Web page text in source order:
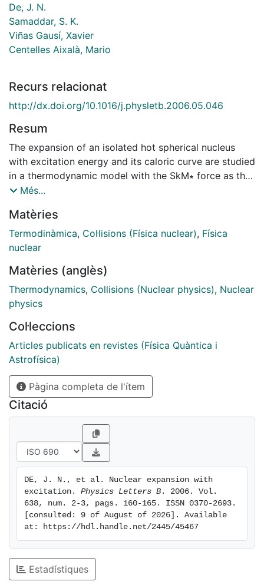
De, J. N.
Samaddar, S. K.
Viñas Gausí, Xavier
Centelles Aixalà, Mario
Recurs relacionat
http://dx.doi.org/10.1016/j.physletb.2006.05.046
Resum
The expansion of an isolated hot spherical nucleus
with excitation energy and its caloric curve are studied
in a thermodynamic model with the SkM∗ force as the
nuclear effective two-body inter-action. The
recent experimental data from energetic nuclear
collisions. The fluctuations in temperature and density
are also studied. They are seen to build up very rapidly
conserving quadrupole deformation in addition to
expansion indicates , however, nuclear disassembly
above an excitation energy of ∼4 MeV/u.
Més...
Matèries
Termodinàmica, Col·lisions (Física nuclear), Física
nuclear
Matèries (anglès)
Thermodynamics, Collisions (Nuclear physics), Nuclear
physics
Col·leccions
Articles publicats en revistes (Física Quàntica i
Astrofísica)
Pàgina completa de l'ítem
Citació
DE, J. N., et al. Nuclear expansion with
excitation. Physics Letters B . 2006. Vol.
638, num. 2-3, pags. 160-165. ISSN 0370-2693.
[consulted: 9 of August of 2026]. Available
at: https://hdl.handle.net/2445/45467
Estadístiques